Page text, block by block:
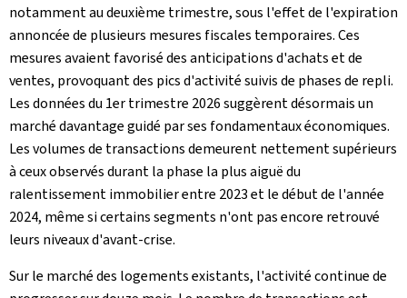
notamment au deuxième trimestre, sous l'effet de l'expiration
annoncée de plusieurs mesures fiscales temporaires. Ces
mesures avaient favorisé des anticipations d'achats et de
ventes, provoquant des pics d'activité suivis de phases de repli.
Les données du 1er trimestre 2026 suggèrent désormais un
marché davantage guidé par ses fondamentaux économiques.
Les volumes de transactions demeurent nettement supérieurs
à ceux observés durant la phase la plus aiguë du
ralentissement immobilier entre 2023 et le début de l'année
2024, même si certains segments n'ont pas encore retrouvé
leurs niveaux d'avant-crise.
Sur le marché des logements existants, l'activité continue de